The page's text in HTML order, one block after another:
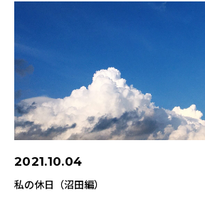
2021.10.04
私の休日（沼田編）